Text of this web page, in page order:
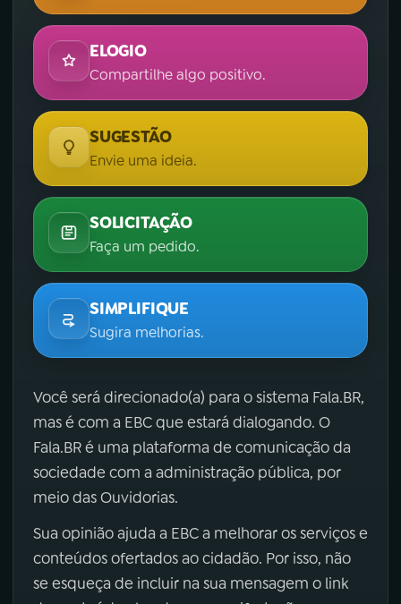
ELOGIO
Compartilhe algo positivo.
SUGESTÃO
Envie uma ideia.
SOLICITAÇÃO
Faça um pedido.
SIMPLIFIQUE
Sugira melhorias.
Você será direcionado(a) para o sistema Fala.BR,
mas é com a EBC que estará dialogando. O
Fala.BR é uma plataforma de comunicação da
sociedade com a administração pública, por
meio das Ouvidorias.
Sua opinião ajuda a EBC a melhorar os serviços e
conteúdos ofertados ao cidadão. Por isso, não
se esqueça de incluir na sua mensagem o link